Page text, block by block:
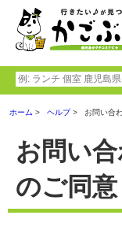
ホーム ヘルプ お問い合
お問い
のご同意